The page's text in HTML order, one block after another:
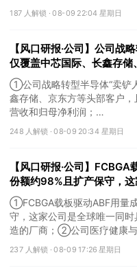
篇，九安医疗评级得到上调
气、思瑞浦获新财富分析师
料>华峰化学>健盛集团。
187 人解锁 ·08-09 22:04 星期日
【风口研报·公司】公司战
仅覆盖中芯国际、长鑫存储
周期，有望大幅增厚公司营
有望逐渐回暖并重拾上行趋
①公司战略转型半导体“卖铲
鑫存储、京东方等头部客户
营收和归母净利润；
②周策略：市场情绪有望逐
248 人解锁 ·08-09 20:34 星期日
【风口研报·公司】
份额约98%且扩产保守，
材料+覆铜板制造的厂商；
暗面、DeepSeek等
①FCBGA载板驱动ABF用量
守，这家公司是全球唯一同
造的厂商；②公司医疗健康与
盖模型、算力与应用，重点
价值有望逐步兑现。
237 人解锁 ·08-09 17:26 星期日